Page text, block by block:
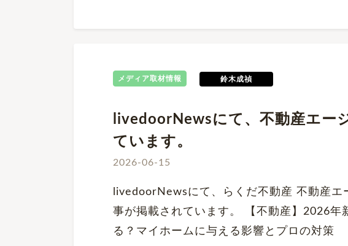
メディア取材情報 鈴木成禎
livedoorNewsにて、不動産エー
ています。
2026-06-15
livedoorNewsにて、らくだ不動産 不動産
事が掲載されています。 【不動産】2026年
る？マイホームに与える影響とプロの対策